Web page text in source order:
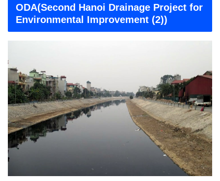
ODA(Second Hanoi Drainage Project for
Environmental Improvement (2))